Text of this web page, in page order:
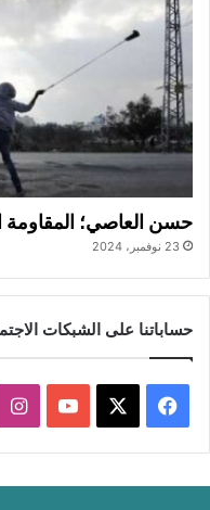
حسن العاصي؛ المقاومة
23 نوفمبر، 2024
حساباتنا على الشبكات
فيسبوك